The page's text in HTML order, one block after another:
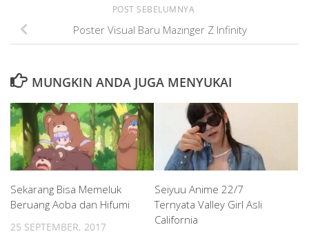
POST SEBELUMNYA
Poster Visual Baru Mazinger Z Infinity
MUNGKIN ANDA JUGA MENYUKAI
Sekarang Bisa Memeluk
Beruang Aoba dan Hifumi
25 SEPTEMBER, 2017
Seiyuu Anime 22/7
Ternyata Valley Girl Asli
California